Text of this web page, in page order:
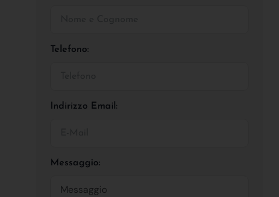
Telefono:
Indirizzo Email:
Messaggio: